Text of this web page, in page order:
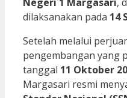
dilaksanakan pada 14
Setelah melalui
pengembangan yang
tanggal 11 Oktober
Margasari resmi